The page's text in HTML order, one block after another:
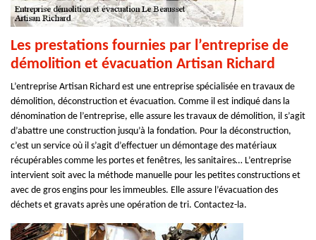
Les prestations fournies par l’entreprise de
démolition et évacuation Artisan Richard
L’entreprise Artisan Richard est une entreprise spécialisée en travaux de
démolition, déconstruction et évacuation. Comme il est indiqué dans la
dénomination de l’entreprise, elle assure les travaux de démolition, il s’agit
d’abattre une construction jusqu’à la fondation. Pour la déconstruction,
c’est un service où il s’agit d’effectuer un démontage des matériaux
récupérables comme les portes et fenêtres, les sanitaires… L’entreprise
intervient soit avec la méthode manuelle pour les petites constructions et
avec de gros engins pour les immeubles. Elle assure l’évacuation des
déchets et gravats après une opération de tri. Contactez-la.